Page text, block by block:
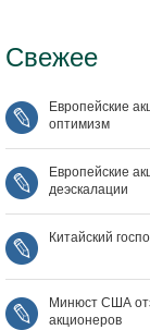
Свежее
Европейские
оптимизм
Европейские
деэскалации
Китайский
Минюст США
акционеров